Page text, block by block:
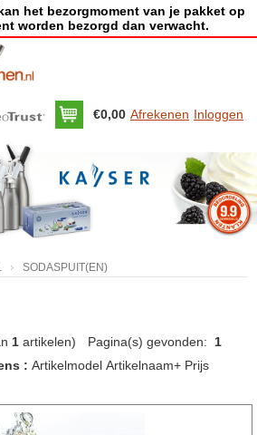
het bezorgmoment van je pakket op
worden bezorgd dan verwacht.
€0,00 Afrekenen Inloggen
SODASPUIT(EN)
Pagina(s) gevonden: 1
1 artikelen)
: Artikelmodel Artikelnaam+ Prijs